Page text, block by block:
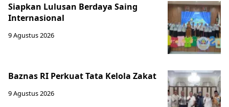
Siapkan Lulusan Berdaya Saing
Internasional
9 Agustus 2026
Baznas RI Perkuat Tata Kelola Zakat
9 Agustus 2026